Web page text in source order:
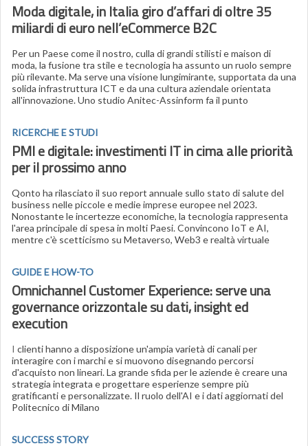
Moda digitale, in Italia giro d’affari di oltre 35
miliardi di euro nell’eCommerce B2C
Per un Paese come il nostro, culla di grandi stilisti e maison di
moda, la fusione tra stile e tecnologia ha assunto un ruolo sempre
più rilevante. Ma serve una visione lungimirante, supportata da una
solida infrastruttura ICT e da una cultura aziendale orientata
all'innovazione. Uno studio Anitec-Assinform fa il punto
RICERCHE E STUDI
PMI e digitale: investimenti IT in cima alle priorità
per il prossimo anno
Qonto ha rilasciato il suo report annuale sullo stato di salute del
business nelle piccole e medie imprese europee nel 2023.
Nonostante le incertezze economiche, la tecnologia rappresenta
l'area principale di spesa in molti Paesi. Convincono IoT e AI,
mentre c'è scetticismo su Metaverso, Web3 e realtà virtuale
GUIDE E HOW-TO
Omnichannel Customer Experience: serve una
governance orizzontale su dati, insight ed
execution
I clienti hanno a disposizione un'ampia varietà di canali per
interagire con i marchi e si muovono disegnando percorsi
d'acquisto non lineari. La grande sfida per le aziende è creare una
strategia integrata e progettare esperienze sempre più
gratificanti e personalizzate. Il ruolo dell'AI e i dati aggiornati del
Politecnico di Milano
SUCCESS STORY